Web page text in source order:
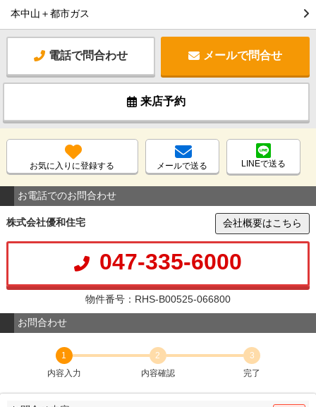
本中山＋都市ガス
電話で問合わせ メールで問合せ
来店予約
お気に入りに登録する メールで送る LINEで送る
お電話でのお問合わせ
株式会社優和住宅 会社概要はこちら
047-335-6000
物件番号：RHS-B00525-066800
お問合わせ
1
内容入力
2
内容確認
3
完了